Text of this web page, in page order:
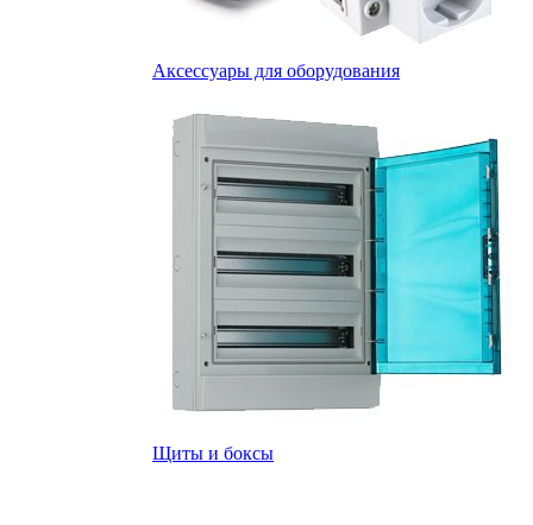
Аксессуары для оборудования
Щиты и боксы